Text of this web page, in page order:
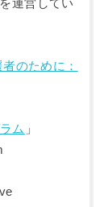
運営してい
のために：
ム 」